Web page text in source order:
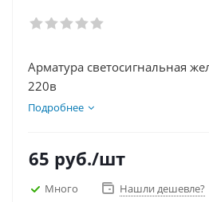
Арматура светосигнальная желтая СКЛ-
220в
Подробнее
65 руб./шт
Много Нашли дешевле?